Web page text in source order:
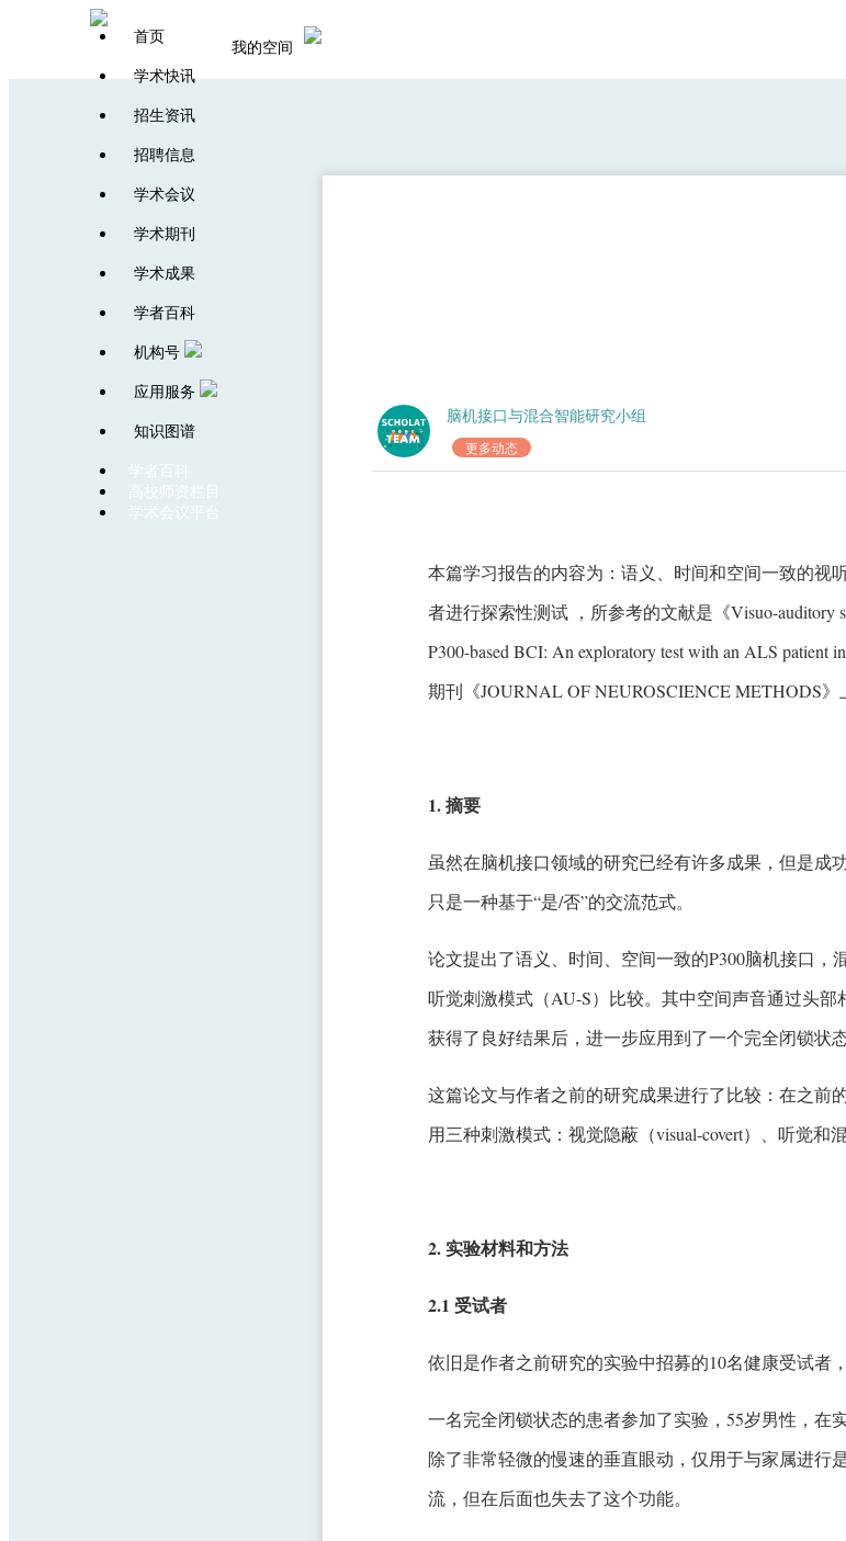
首页
学术快讯
招生资讯
招聘信息
学术会议
学术期刊
学术成果
学者百科
机构号
应用服务
知识图谱
学者百科
高校师资栏目
学术会议平台
我的空间
脑机接口与混合智能研究小组
更多动态
本篇学习报告的内容为：语义、时间和空间一致的视
者进行探索性测试 ，所参考的文献是《Visuo-auditory
P300-based BCI: An exploratory test with an ALS
期刊《JOURNAL OF NEUROSCIENCE METHODS》
1. 摘要
虽然在脑机接口领域的研究已经有许多成果，但是
只是一种基于“是/否”的交流范式。
论文提出了语义、时间、空间一致的P300脑机接口
听觉刺激模式（AU-S）比较。其中空间声音通过头
获得了良好结果后，进一步应用到了一个完全闭锁状态
这篇论文与作者之前的研究成果进行了比较：在之前
用三种刺激模式：视觉隐蔽（visual-covert）、听觉和
2. 实验材料和方法
2.1 受试者
依旧是作者之前研究的实验中招募的10名健康受试者
一名完全闭锁状态的患者参加了实验，55岁男性，在
除了非常轻微的慢速的垂直眼动，仅用于与家属进行
流，但在后面也失去了这个功能。